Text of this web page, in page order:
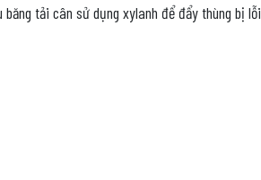
tải cân sử dụng xylanh để đẩy thùng bị lỗi